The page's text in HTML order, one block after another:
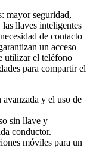
mayor seguridad,
llaves inteligentes
de contacto
un acceso
utilizar el teléfono
para compartir el
y el uso de
sin llave y
conductor.
móviles para un